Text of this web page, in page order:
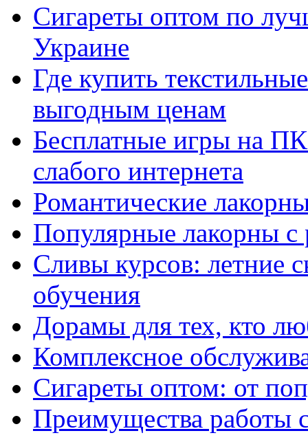
Сигареты оптом по
Украине
Где купить
выгодным ценам
Бесплатные игры на
слабого интернета
Романтические
Популярные лакорны с
Сливы курсов: летние
обучения
Дорамы для тех, кто
Комплексное
Сигареты оптом: от
Преимущества работы